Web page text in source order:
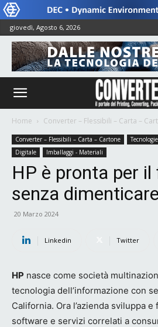
giovedì, Agosto 6, 2026
Home Converter – Flessibili – Carta –
Converter – Flessibili – Carta – Cartone
Digitale
Imballaggi - Materiali
HP è pronta per
senza
20 Marzo 2024
Linkedin Twitter
HP nasce come società
tecnologia dell’informazione con
California. Ora l’azienda sviluppa
software e servizi correlati a